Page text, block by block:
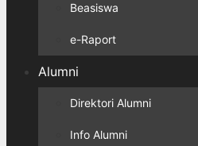
Beasiswa
e-Raport
Alumni
Direktori Alumni
Info Alumni